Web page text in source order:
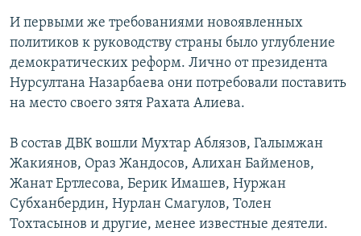
И первыми же требованиями новоявленных
политиков к руководству страны было углубление
демократических реформ. Лично от президента
Нурсултана Назарбаева они потребовали поставить
на место своего зятя Рахата Алиева.
В состав ДВК вошли Мухтар Аблязов, Галымжан
Жакиянов, Ораз Жандосов, Алихан Байменов,
Жанат Ертлесова, Берик Имашев, Нуржан
Субханбердин, Нурлан Смагулов, Толен
Тохтасынов и другие, менее известные деятели.